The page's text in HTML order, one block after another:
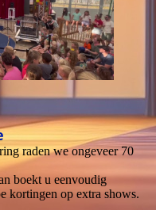
raden we ongeveer 70
boekt u eenvoudig
kortingen op extra shows.